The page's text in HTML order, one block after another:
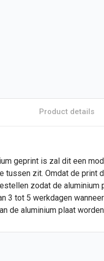
Product details
geprint is zal dit een
tussen zit. Omdat de print
zodat de aluminium
3 tot 5 werkdagen
de aluminium plaat